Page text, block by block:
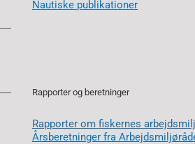
Nautiske publikationer
Rapporter og beretninger
Rapporter om fiskernes
Årsberetninger fra